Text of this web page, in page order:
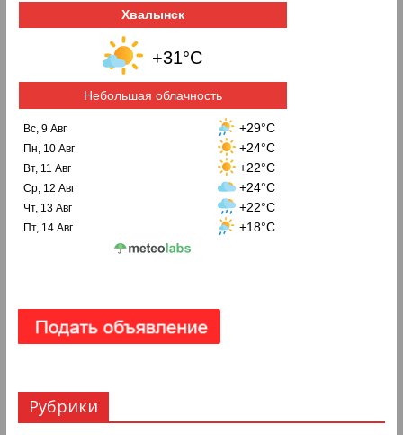
Хвалынск
+31°C
Небольшая облачность
Вс, 9 Авг +29°C
Пн, 10 Авг +24°C
Вт, 11 Авг +22°C
Ср, 12 Авг +24°C
Чт, 13 Авг +22°C
Пт, 14 Авг +18°C
Рубрики